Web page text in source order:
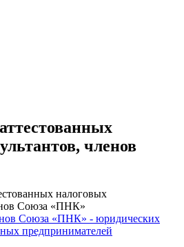
членов
налоговых
Союза «ПНК»
Союза «ПНК» - юридических
предпринимателей